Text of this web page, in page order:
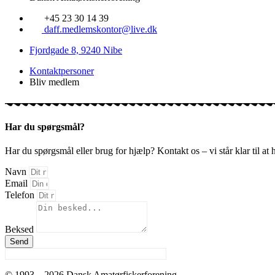
+45 23 30 14 39
daff.medlemskontor@live.dk
Fjordgade 8, 9240 Nibe
Kontaktpersoner
Bliv medlem
Har du spørgsmål?
Har du spørgsmål eller brug for hjælp? Kontakt os – vi står klar til at
Navn
Email
Telefon
Beksed
Send